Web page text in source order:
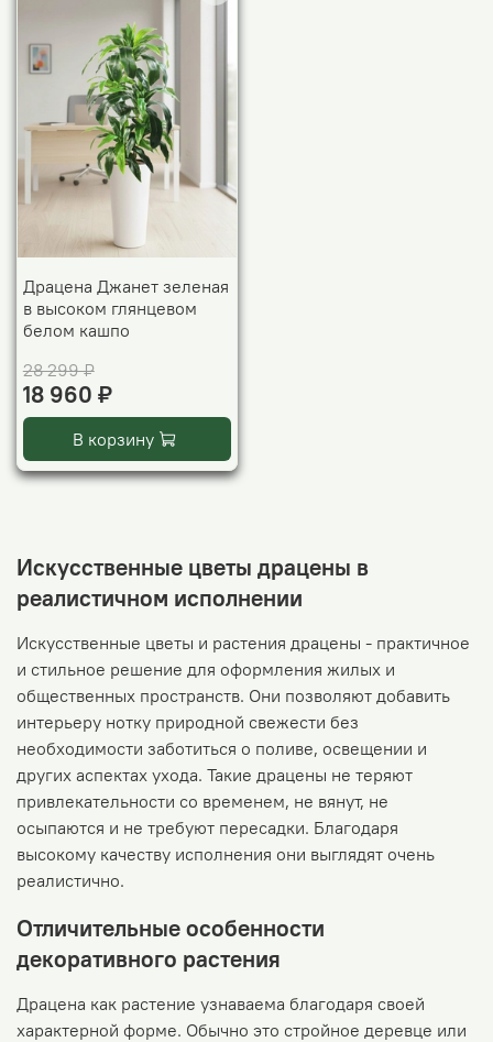
Драцена Джанет зеленая
в высоком глянцевом
белом кашпо
28 299 ₽
18 960 ₽
В корзину
Искусственные цветы драцены в
реалистичном исполнении
Искусственные цветы и растения драцены - практичное
и стильное решение для оформления жилых и
общественных пространств. Они позволяют добавить
интерьеру нотку природной свежести без
необходимости заботиться о поливе, освещении и
других аспектах ухода. Такие драцены не теряют
привлекательности со временем, не вянут, не
осыпаются и не требуют пересадки. Благодаря
высокому качеству исполнения они выглядят очень
реалистично.
Отличительные особенности
декоративного растения
Драцена как растение узнаваема благодаря своей
характерной форме. Обычно это стройное деревце или